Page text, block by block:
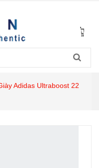
Adidas Ultraboost 22